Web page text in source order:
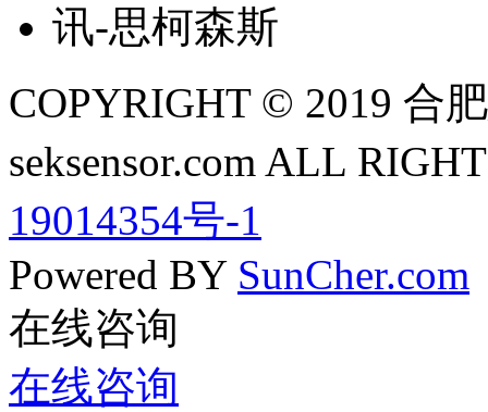
COPYRIGHT © 2019 合
seksensor.com ALL
19014354号-1
Powered BY SunCher.com
在线咨询
在线咨询